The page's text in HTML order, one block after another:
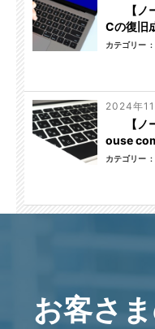
【
Cの復旧
カテゴリー
2024年
【
ouse
カテゴリー
お客さ